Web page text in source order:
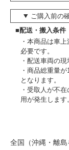
ご購入前の
■配送・搬入条件
本商品は車上
必要です。
配送車両の現
商品総重量が
となります。
受取人が不在
用が発生します
全国（沖縄・離島